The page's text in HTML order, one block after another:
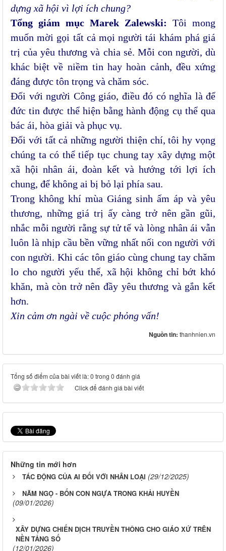
dựng xã hội vì lợi ích chung?
Tổng giám mục Marek Zalewski: Tôi mong
muốn mời gọi tất cả mọi người tái khám phá giá
trị của yêu thương và chia sẻ. Mỗi con người, dù
khác biệt về niềm tin hay hoàn cảnh, đều xứng
đáng được tôn trọng và chăm sóc.
Đối với người Công giáo, điều đó có nghĩa là để
đức tin được thể hiện bằng hành động cụ thể qua
bác ái, hòa giải và phục vụ.
Đối với tất cả những người thiện chí, tôi hy vọng
chúng ta có thể tiếp tục chung tay xây dựng một
xã hội nhân ái, đoàn kết và hướng tới lợi ích
chung, để không ai bị bỏ lại phía sau.
Trong không khí mùa Giáng sinh ấm áp và yêu
thương, những giá trị ấy càng trở nên gần gũi,
nhắc mỗi người rằng sự tử tế và lòng nhân ái vẫn
luôn là nhịp cầu bền vững nhất nối con người với
con người. Khi các tôn giáo cùng chung tay chăm
lo cho người yếu thế, xã hội không chỉ bớt khó
khăn, mà còn trở nên đầy yêu thương và gắn kết
hơn.
Xin cảm ơn ngài về cuộc phỏng vấn!
Nguồn tin: thanhnien.vn
Tổng số điểm của bài viết là: 0 trong 0 đánh giá
Click để đánh giá bài viết
Những tin mới hơn
TÁC ĐỘNG CỦA AI ĐỐI VỚI NHÂN LOẠI (29/12/2025)
NĂM NGỌ - BỐN CON NGỰA TRONG KHẢI HUYỀN
(09/01/2026)
XÂY DỰNG CHIẾN DỊCH TRUYỀN THÔNG CHO GIÁO XỨ TRÊN
NỀN TẢNG SỐ
(12/01/2026)